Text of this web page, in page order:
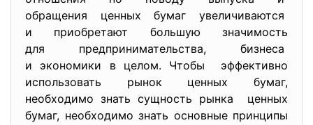
обращения ценных бумаг увеличиваются
и приобретают большую значимость
для предпринимательства, бизнеса
и экономики в целом. Чтобы эффективно
использовать рынок ценных бумаг,
необходимо знать сущность рынка ценных
бумаг, необходимо знать основные принципы